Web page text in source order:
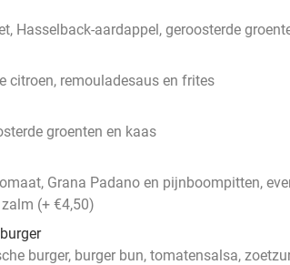
Hasselback-aardappel, geroosterde
citroen, remouladesaus en frites
groenten en kaas
Grana Padano en pijnboompitten,
(+ €4,50)
burger, burger bun, tomatensalsa,